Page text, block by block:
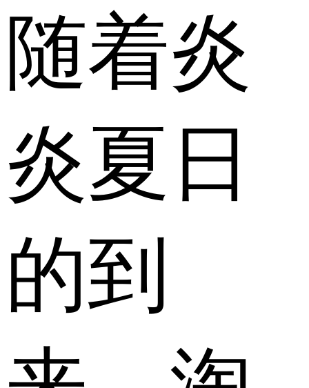
随着炎
炎夏日
的到